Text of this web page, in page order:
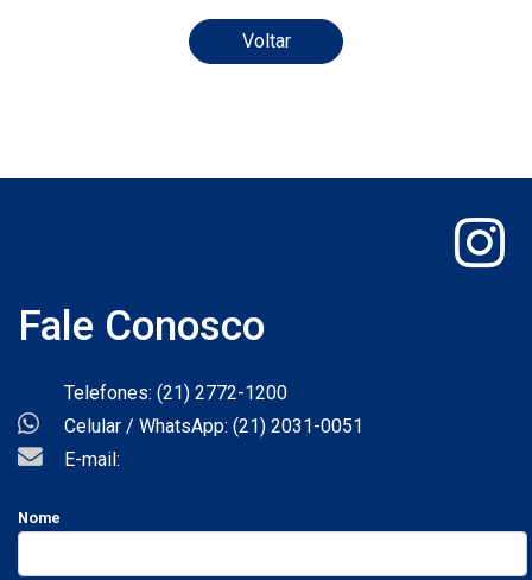
Voltar
Fale Conosco
Telefones: (21) 2772-1200
Celular / WhatsApp: (21) 2031-0051
E-mail:
Nome